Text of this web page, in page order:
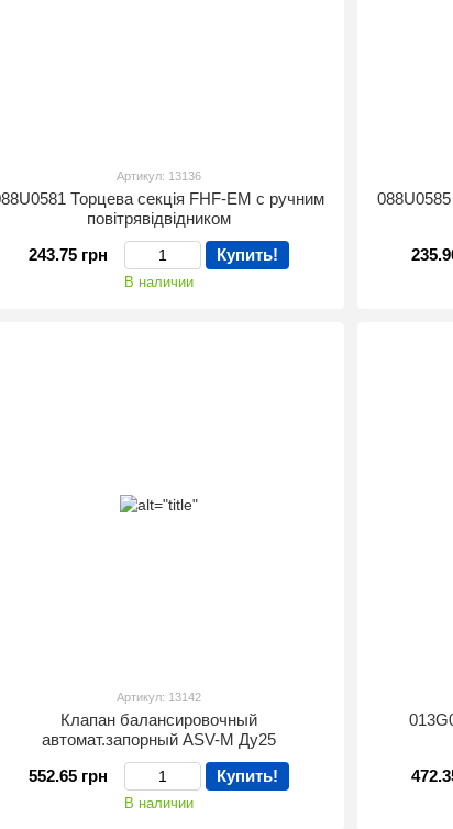
Артикул: 13136
Торцева секція FHF-ЕМ с ручним
повітрявідвідником
243.75 грн
Купить!
В наличии
Артикул: 13142
Клапан балансировочный
автомат.запорный ASV-M Ду25
552.65 грн
Купить!
В наличии